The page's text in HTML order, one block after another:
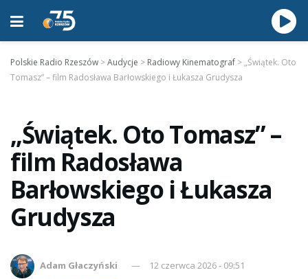
Polskie Radio Rzeszów >Audycje > Radiowy Kinematograf > „Świątek. Oto
Tomasz” – film Radosława Barłowskiego i Łukasza Grudysza
„Świątek. Oto Tomasz” –
film Radosława
Barłowskiego i Łukasza
Grudysza
Adam Głaczyński
12 czerwca 2026 - 09:51